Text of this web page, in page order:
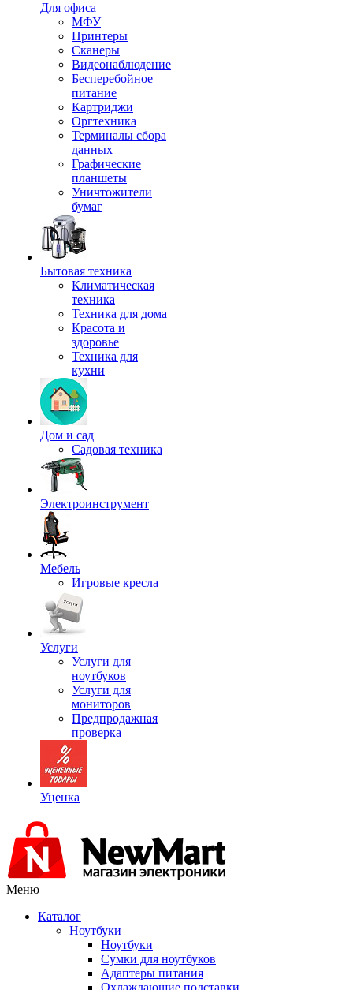
Для офиса
МФУ
Принтеры
Сканеры
Видеонаблюдение
Бесперебойное
питание
Картриджи
Оргтехника
Терминалы сбора
данных
Графические
планшеты
Уничтожители
бумаг
Бытовая техника
Климатическая
техника
Техника для дома
Красота и
здоровье
Техника для
кухни
Дом и сад
Садовая техника
Электроинструмент
Мебель
Игровые кресла
Услуги
Услуги для
ноутбуков
Услуги для
мониторов
Предпродажная
проверка
Уценка
Меню
Каталог
Ноутбуки
Ноутбуки
Сумки для ноутбуков
Адаптеры питания
Охлаждающие подставки